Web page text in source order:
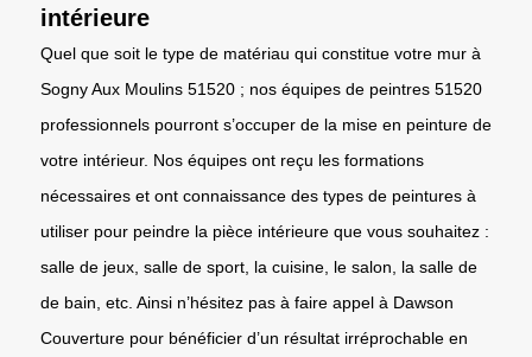
intérieure
Quel que soit le type de matériau qui constitue votre mur à
Sogny Aux Moulins 51520 ; nos équipes de peintres 51520
professionnels pourront s’occuper de la mise en peinture de
votre intérieur. Nos équipes ont reçu les formations
nécessaires et ont connaissance des types de peintures à
utiliser pour peindre la pièce intérieure que vous souhaitez :
salle de jeux, salle de sport, la cuisine, le salon, la salle de
de bain, etc. Ainsi n’hésitez pas à faire appel à Dawson
Couverture pour bénéficier d’un résultat irréprochable en